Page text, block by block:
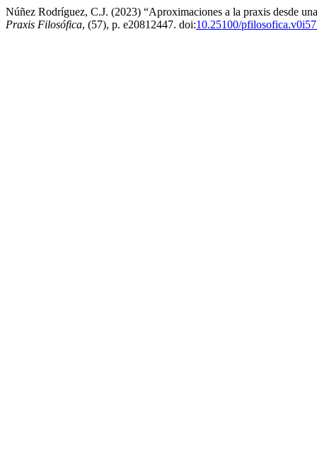
Núñez Rodríguez, C.J. (2023) “Aproximaciones a la praxis desde
Praxis Filosófica, (57), p. e20812447. doi:10.25100/